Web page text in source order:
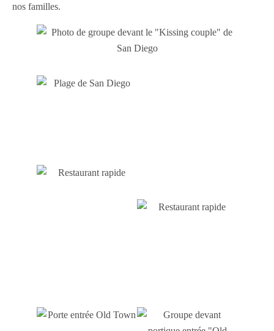
nos familles.